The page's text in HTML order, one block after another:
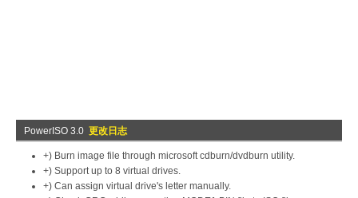
PowerISO 3.0 更改日志
+) Burn image file through microsoft cdburn/dvdburn utility.
+) Support up to 8 virtual drives.
+) Can assign virtual drive's letter manually.